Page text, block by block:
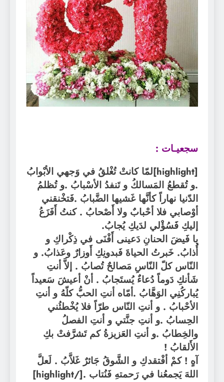
سجعيـات :
[highlight]لمّا كانتْ تُغْلقُ في وَجهي الأبْوابُ
.و تُقطعُ المَسالكُ و تَنفدُ الأسْبابُ .و تُظلمُ
الدّنيا نهاراً كأنَّها غَشيها الضَّبابُ .فَتخْنقني
أوْصابي فلا أحْبابٌ ولا أَصْحابُ . كنتُ أَفَزَعُ
إليكِ فََسُؤْلي لدَيكِ يُجابُ.
يا فَيضَ الحنانِ دَعينى أَفْنَى في ذِكْراكِ و
أُذابُ. خَبرتُ الحياةَ فَبدونِكِ أَوزارٌ وعَذابُ. و
النّاس كلّ النّاسِ مَصالحٌ تُصابُ . إلاَّ أنتِ
شَأنكِ دَوماً دُعاءٌ يُستَجابُ . أنْ أعيشَ سَعيداً
يُباركُنِي الوَهَّابُ .أمّاه أنتِ الحبُّ كلّهُ و أنتِ
الأحْبابُ . و أنتِ النّاس طرّاً فلا يُخْطئُني
الحِسابُ .و أنتِ جنَّتي و أنتِ الفصلُ
والخِطابُ .و أنتِ العَزيزةُ كم تَشرَّفتْ بكِ
الأَلقابُ !
آهٍ ! كمْ أفْتقدكِ و الشَّوقُ جَائرٌ غَلاَّبُ . لَعلَّ
اللهَ يَجمعُنا في رَحمتهِ فَنُتاب .[/highlight]